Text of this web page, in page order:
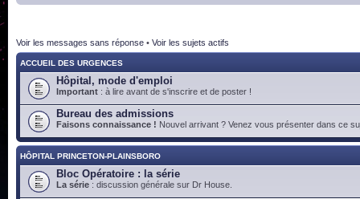
Voir les messages sans réponse • Voir les sujets actifs
ACCUEIL DES URGENCES
Hôpital, mode d'emploi
Important : à lire avant de s'inscrire et de poster !
Bureau des admissions
Faisons connaissance ! Nouvel arrivant ? Venez vous présenter dans ce
HÔPITAL PRINCETON-PLAINSBORO
Bloc Opératoire : la série
La série : discussion générale sur Dr House.